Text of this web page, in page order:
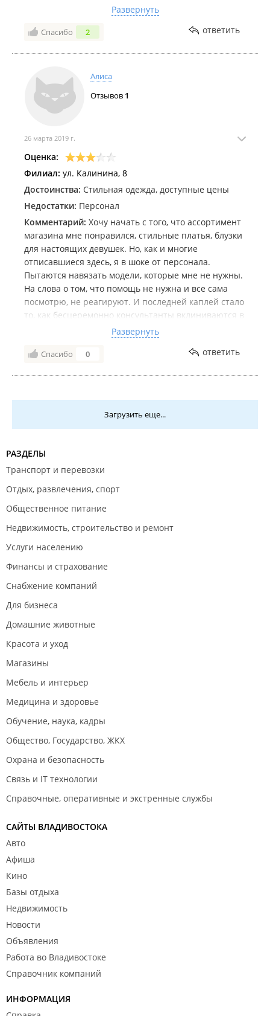
примерочной поменяют и принесут еще изделия
для примерки. Нравится в этом магазине, что не
надо, как в других магазинах, самой менять себе
то не считаю это навязыванием. При большом
количестве моделей в магазине можно чего-то не
увидеть и пропустить. Считаю, что если кому-то не
нужна консультация продавцов, то об этом можно
Развернуть
Спасибо 2 ответить
Алиса
Отзывов 1
26 марта 2019 г.
Оценка:
Филиал: ул. Калинина, 8
Достоинства: Стильная одежда, доступные цены
Недостатки: Персонал
Комментарий: Хочу начать с того, что ассортимент
магазина мне понравился, стильные платья, блузки
для настоящих девушек. Но, как и многие
отписавшиеся здесь, я в шоке от персонала.
Пытаются навязать модели, которые мне не нужны.
На слова о том, что помощь не нужна и все сама
посмотрю, не реагируют. И последней каплей стало
то, как бесцеремонно консультанты вклиниваются в
разговор! Я пришла с подругой в магазин в Калине
Молл, выбирали мне платье, попутно разговаривая.
И консультант перекрикивала мою подругу, пытаясь
говорит, что помощь не нужна, навязываться не
Сама одежда понравилась, но с таким отношением
лучше заказывать в интернете! 5 баллов за
ассортимент, 1 за обслуживание.
Развернуть
Спасибо 0 ответить
Загрузить еще...
РАЗДЕЛЫ
Транспорт и перевозки
Отдых, развлечения, спорт
Общественное питание
Недвижимость, строительство и ремонт
Услуги населению
Финансы и страхование
Снабжение компаний
Для бизнеса
Домашние животные
Красота и уход
Магазины
Мебель и интерьер
Медицина и здоровье
Обучение, наука, кадры
Общество, Государство, ЖКХ
Охрана и безопасность
Связь и IT технологии
Справочные, оперативные и экстренные службы
САЙТЫ ВЛАДИВОСТОКА
Авто
Афиша
Кино
Базы отдыха
Недвижимость
Новости
Объявления
Работа во Владивостоке
Справочник компаний
ИНФОРМАЦИЯ